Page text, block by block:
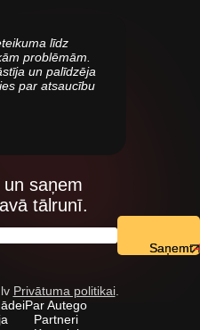
līdz
problēmām.
un palīdzēja
par atsaucību
saņem
tālrunī.
Privātuma politikai.
Par Autego
Partneri